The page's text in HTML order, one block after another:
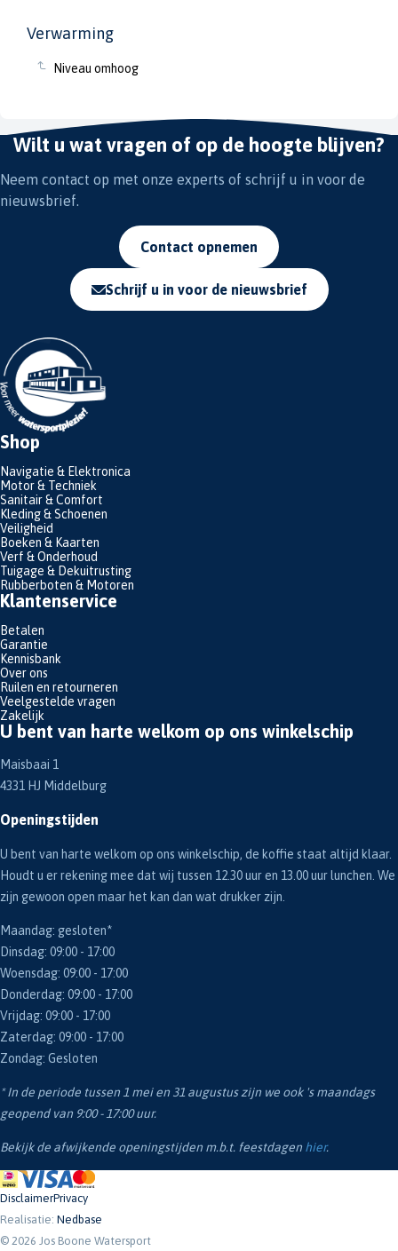
Verwarming
Niveau omhoog
Wilt u wat vragen of op de hoogte blijven?
Neem contact op met onze experts of schrijf u in voor de
nieuwsbrief.
Contact opnemen
Schrijf u in voor de nieuwsbrief
Shop
Navigatie & Elektronica
Motor & Techniek
Sanitair & Comfort
Kleding & Schoenen
Veiligheid
Boeken & Kaarten
Verf & Onderhoud
Tuigage & Dekuitrusting
Rubberboten & Motoren
Klantenservice
Betalen
Garantie
Kennisbank
Over ons
Ruilen en retourneren
Veelgestelde vragen
Zakelijk
U bent van harte welkom op ons winkelschip
Maisbaai 1
4331 HJ Middelburg
Openingstijden
U bent van harte welkom op ons winkelschip, de koffie staat altijd klaar.
Houdt u er rekening mee dat wij tussen 12.30 uur en 13.00 uur lunchen. We
zijn gewoon open maar het kan dan wat drukker zijn.
Maandag: gesloten*
Dinsdag: 09:00 - 17:00
Woensdag: 09:00 - 17:00
Donderdag: 09:00 - 17:00
Vrijdag: 09:00 - 17:00
Zaterdag: 09:00 - 17:00
Zondag: Gesloten
* In de periode tussen 1 mei en 31 augustus zijn we ook 's maandags
geopend van 9:00 - 17:00 uur.
Bekijk de afwijkende openingstijden m.b.t. feestdagen hier.
© 2026 Jos Boone Watersport
DisclaimerPrivacy
Realisatie: Nedbase